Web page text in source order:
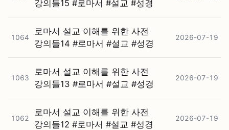
강의들15 #⁠로마서 #⁠설교 #⁠성경
1064
로마서 설교 이해를 위한 사전
강의들14 #⁠로마서 #⁠설교 #⁠성경
2026-07-19
1063
로마서 설교 이해를 위한 사전
강의들13 #⁠로마서 #⁠설교 #⁠성경
2026-07-19
1062
로마서 설교 이해를 위한 사전
강의들12 #⁠로마서 #⁠설교 #⁠성경
2026-07-19